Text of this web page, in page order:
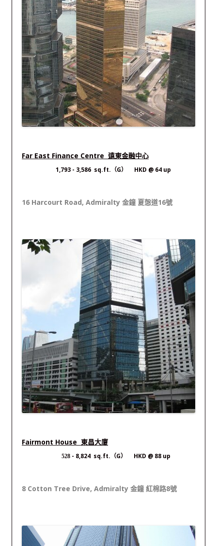
Far East Finance Centre 遠東金融中心
1,793 - 3,586 sq.ft.（G） HKD @ 64 up
16 Harcourt Road, Admiralty 金鐘 夏愨道16號
Fairmont House 東昌大廈
528 - 8,824 sq.ft.（G） HKD @ 88 up
8 Cotton Tree Drive, Admiralty 金鐘 紅棉路8號